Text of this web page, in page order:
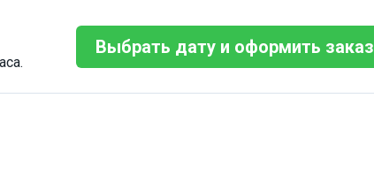
Выбрать дату и оформить заказ